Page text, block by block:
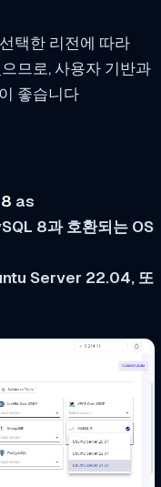
택한 리전에 따라
므로, 사용자 기반과
좋습니다
as
8과 호환되는 OS
Server 22.04, 또